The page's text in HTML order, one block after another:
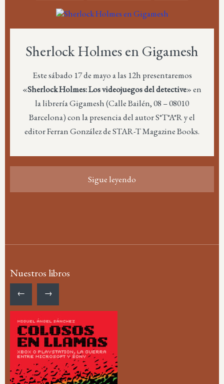
Sherlock Holmes en Gigamesh
Este sábado 17 de mayo a las 12h presentaremos
«Sherlock Holmes: Los videojuegos del detective» en
la librería Gigamesh (Calle Bailén, 08 – 08010
Barcelona) con la presencia del autor S*T*A*R y el
editor Ferran González de STAR-T Magazine Books.
Sigue leyendo
Nuestros libros
← →